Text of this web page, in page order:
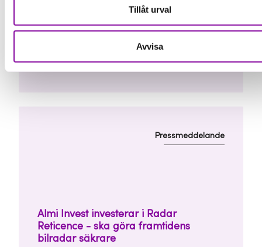
Tillåt urval
Avvisa
Stockholmsbaserade Caplyzer AB, som
utvecklar en ny teknik för produktion av grön
Almi Invest investerar i Radar
Reticence - ska göra framtidens
bilradar säkrare
Pressmeddelande